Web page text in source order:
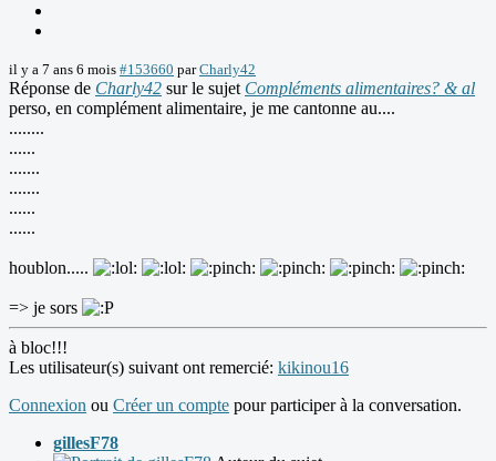
il y a 7 ans 6 mois #153660 parCharly42
Réponse de Charly42 sur le sujet Compléments alimentaires? & al
perso, en complément alimentaire, je me cantonne au....
........
......
.......
.......
......
......
houblon.....
=> je sors
à bloc!!!
Les utilisateur(s) suivant ont remercié: kikinou16
Connexion ou Créer un compte pour participer à la conversation.
gillesF78